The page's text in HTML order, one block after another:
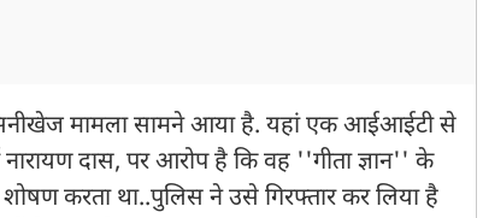
मामला सामने आया है. यहां एक आईआईटी से
नारायण दास, पर आरोप है कि वह ''गीता ज्ञान'' के
करता था..पुलिस ने उसे गिरफ्तार कर लिया है